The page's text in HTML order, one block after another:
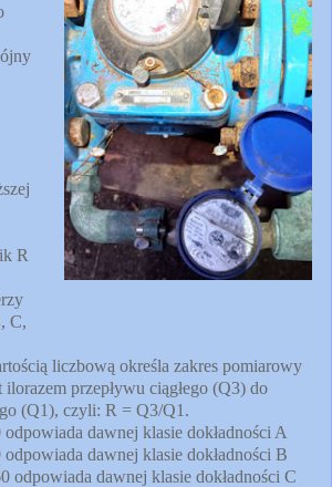
R
C,
liczbową określa zakres pomiarowy
ilorazem przepływu ciągłego (Q3) do
(Q1), czyli: R = Q3/Q1.
dawnej klasie dokładności A
dawnej klasie dokładności B
odpowiada dawnej klasie dokładności C